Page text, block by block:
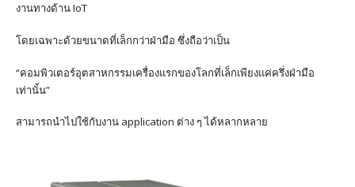
งานทางด้าน IoT
โดยเฉพาะด้วยขนาดที่เล็กกว่าฝ่ามือ ซึ่งถือว่าเป็น
“คอมพิวเตอร์อุตสาหกรรมเครื่องแรกของโลกที่เล็กเพียงแค่ครึ่งฝ่ามือ
เท่านั้น”
สามารถนำไปใช้กับงาน application ต่าง ๆ ได้หลากหลาย